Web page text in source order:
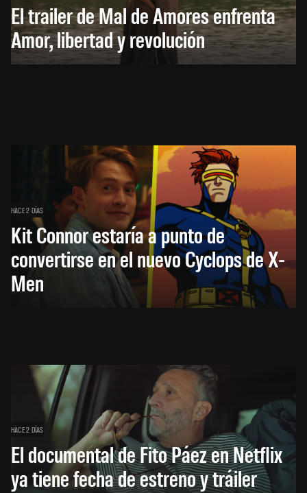
El trailer de Mal de Amores enfrenta
Amor, libertad y revolución
HACE 2 DÍAS
Kit Connor estaría a punto de
convertirse en el nuevo Cyclops de X-
Men
HACE 2 DÍAS
El documental de Fito Páez en Netflix
ya tiene fecha de estreno y tráiler